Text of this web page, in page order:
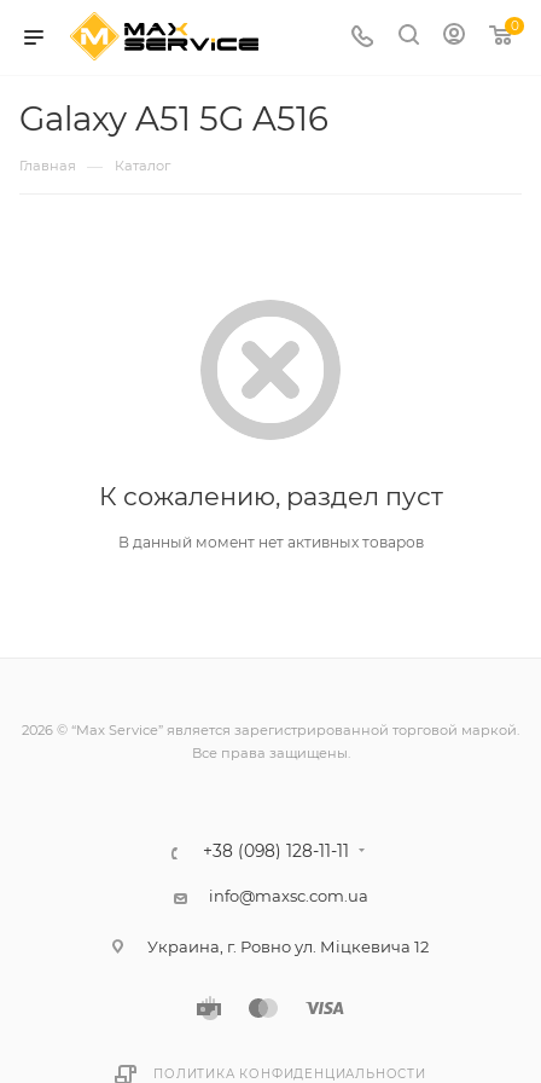
0
Galaxy A51 5G A516
Главная — Каталог
К сожалению, раздел пуст
В данный момент нет активных товаров
2026 © “Max Service” является зарегистрированной торговой маркой.
Все права защищены.
+38 (098) 128-11-11
info@maxsc.com.ua
Украина, г. Ровно ул. Міцкевича 12
ПОЛИТИКА КОНФИДЕНЦИАЛЬНОСТИ